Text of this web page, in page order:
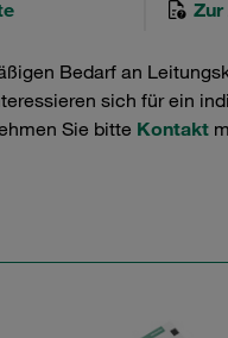
Zur
Bedarf an
sich für ein
Sie bitte Kontakt